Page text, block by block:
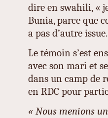
dire en swahili, «
Bunia, parce que
a pas d’autre
Le témoin s’est
avec son mari et
dans un camp de
en RDC pour
« Nous menions